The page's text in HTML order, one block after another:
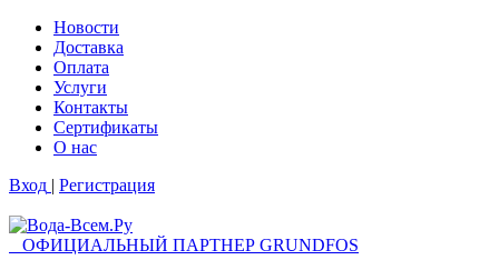
Новости
Доставка
Оплата
Услуги
Контакты
Cертификаты
О нас
Вход | Регистрация
ОФИЦИАЛЬНЫЙ ПАРТНЕР GRUNDFOS